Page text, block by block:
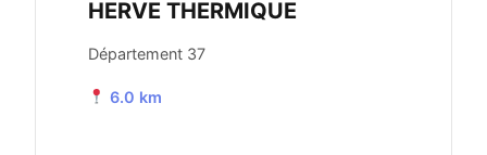
HERVE THERMIQUE
Département 37
6.0 km